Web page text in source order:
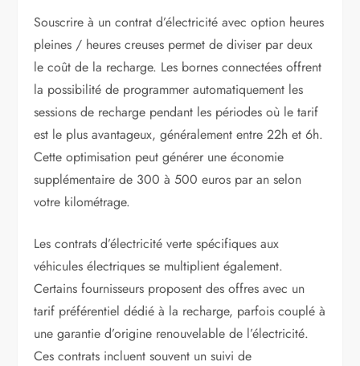
Souscrire à un contrat d’électricité avec option heures
pleines / heures creuses permet de diviser par deux
le coût de la recharge. Les bornes connectées offrent
la possibilité de programmer automatiquement les
sessions de recharge pendant les périodes où le tarif
est le plus avantageux, généralement entre 22h et 6h.
Cette optimisation peut générer une économie
supplémentaire de 300 à 500 euros par an selon
votre kilométrage.
Les contrats d’électricité verte spécifiques aux
véhicules électriques se multiplient également.
Certains fournisseurs proposent des offres avec un
tarif préférentiel dédié à la recharge, parfois couplé à
une garantie d’origine renouvelable de l’électricité.
Ces contrats incluent souvent un suivi de